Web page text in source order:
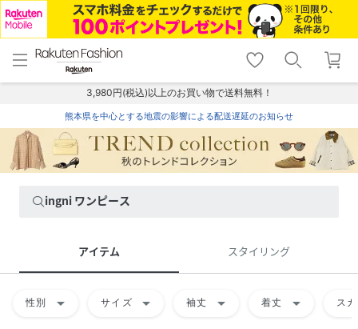
menu home
トップ
shopping_cart lock_outline
ログイン
3,980円(税込)以上のお買い物で送料無料！
熊本県を中心とする地震の影響による配送遅延のお知らせ
ingni ワンピース
アイテム スタイリング
性別 arrow_drop_down サイズ arrow_drop_down 袖丈 arrow_drop_down 着丈 arrow_drop_down ス